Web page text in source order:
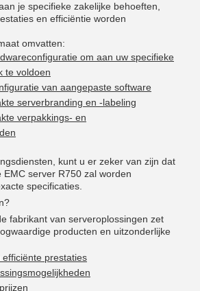
je specifieke zakelijke behoeften,
en efficiëntie worden
omvatten:
om aan uw specifieke
te voldoen
van aangepaste software
serverbranding en -labeling
verpakkings- en
kunt u er zeker van zijn dat
EMC server R750 zal worden
specificaties.
fabrikant van serveroplossingen zet
producten en uitzonderlijke
prestaties